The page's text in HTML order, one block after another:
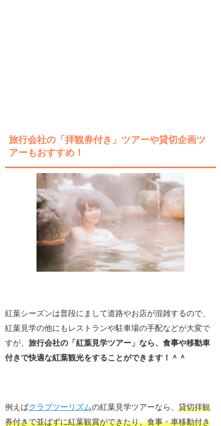
旅行会社の「拝観券付き」ツアーや貸切企画ツ
アーもおすすめ！
紅葉シーズンは普段にまして道路やお店が混雑するので、
紅葉見学の他にもレストランや駐車場の手配などが大変で
すが、 旅行会社の「紅葉見学ツアー」なら、食事や移動車
付きで快適な紅葉観光をすることができます！＾＾
例えばクラブツーリズムの紅葉見学ツアーなら、 貸切拝観
券付きで並ばずに紅葉観賞ができたり、食事・車移動付き